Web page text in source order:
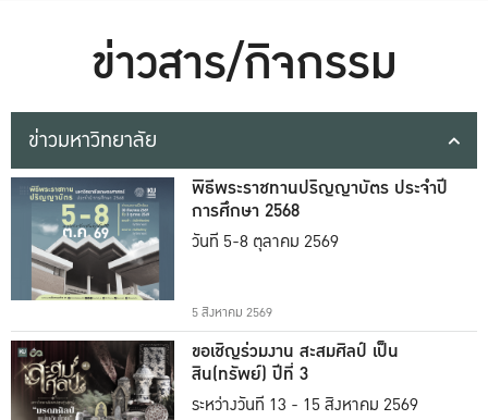
ข่าวสาร/กิจกรรม
ข่าวมหาวิทยาลัย
พิธีพระราชทานปริญญาบัตร ประจำปี
การศึกษา 2568
วันที่ 5-8 ตุลาคม 2569
5 สิงหาคม 2569
ขอเชิญร่วมงาน สะสมศิลป์ เป็น
สิน(ทรัพย์) ปีที่ 3
ระหว่างวันที่ 13 - 15 สิงหาคม 2569